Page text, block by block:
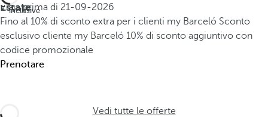
Estate
inclusive
Viaja prima di 21-09-2026
Fino al 10% di sconto extra per i clienti my Barceló Sconto
esclusivo cliente my Barceló 10% di sconto aggiuntivo con
codice promozionale
Prenotare
Vedi tutte le offerte